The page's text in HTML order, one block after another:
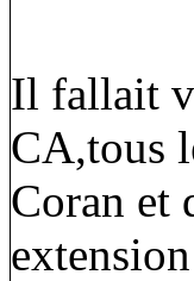
Il fallait
CA,tous
Coran et